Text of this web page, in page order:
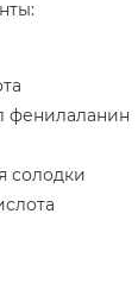
фенилаланин
солодки